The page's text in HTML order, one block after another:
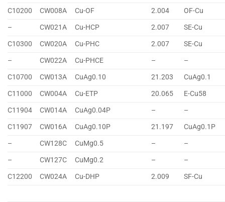
C10200
CW008A Cu-OF 2.004
OF-Cu
–
CW021A Cu-HCP 2.007
SE-Cu
C10300
CW020A Cu-PHC 2.007
SE-Cu
–
CW022A Cu-PHCE –
–
C10700
CW013A CuAg0.10 21.203
CuAg0.1
C11000
CW004A Cu-ETP 20.065
E-Cu58
C11904
CW014A CuAg0.04P –
–
C11907
CW016A CuAg0.10P 21.197
CuAg0.1P
–
CW128C CuMg0.5 –
–
–
CW127C CuMg0.2 –
–
C12200
CW024A Cu-DHP 2.009 SF-Cu